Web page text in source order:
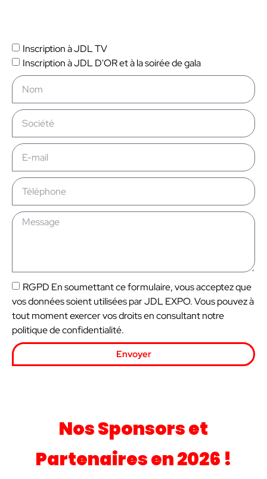
Inscription à JDL TV
Inscription à JDL D'OR et à la soirée de gala
RGPD En soumettant ce formulaire, vous acceptez que
vos données soient utilisées par JDL EXPO. Vous pouvez à
tout moment exercer vos droits en consultant notre
politique de confidentialité.
Envoyer
Nos Sponsors et
Partenaires en 2026 !